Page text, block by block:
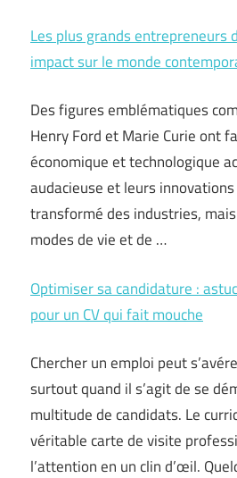
Les plus grands entrepreneurs
impact sur le monde
Des figures emblématiques
Henry Ford et Marie Curie ont
économique et technologique
audacieuse et leurs
transformé des industries,
modes de vie et de …
Optimiser sa candidature :
pour un CV qui fait mouche
Chercher un emploi peut
surtout quand il s’agit de se
multitude de candidats. Le
véritable carte de visite
l’attention en un clin d’œil.